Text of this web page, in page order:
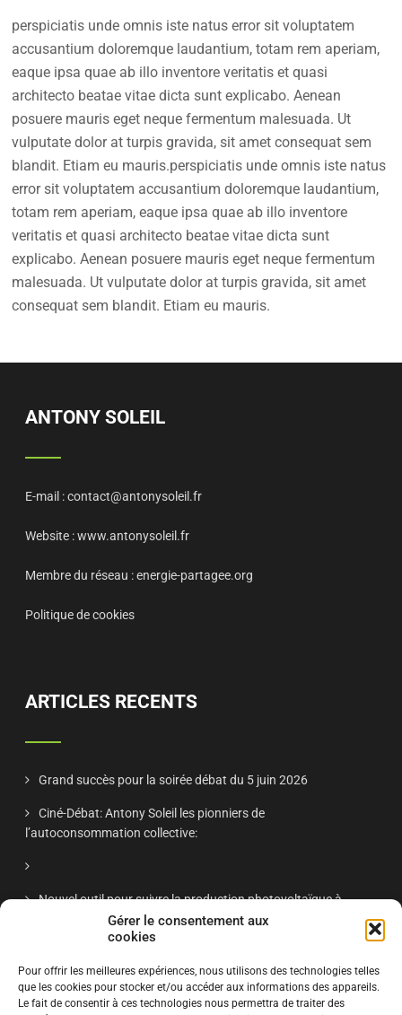
Gérer le consentement aux
cookies
Pour offrir les meilleures expériences, nous utilisons des technologies telles
que les cookies pour stocker et/ou accéder aux informations des appareils.
Le fait de consentir à ces technologies nous permettra de traiter des
perspiciatis unde omnis iste natus error sit voluptatem
accusantium doloremque laudantium, totam rem aperiam,
eaque ipsa quae ab illo inventore veritatis et quasi
architecto beatae vitae dicta sunt explicabo. Aenean
posuere mauris eget neque fermentum malesuada. Ut
vulputate dolor at turpis gravida, sit amet consequat sem
blandit. Etiam eu mauris.perspiciatis unde omnis iste natus
error sit voluptatem accusantium doloremque laudantium,
totam rem aperiam, eaque ipsa quae ab illo inventore
veritatis et quasi architecto beatae vitae dicta sunt
explicabo. Aenean posuere mauris eget neque fermentum
malesuada. Ut vulputate dolor at turpis gravida, sit amet
consequat sem blandit. Etiam eu mauris.
ANTONY SOLEIL
E-mail :contact@antonysoleil.fr
Website :www.antonysoleil.fr
Membre du réseau :energie-partagee.org
Politique de cookies
ARTICLES RECENTS
Grand succès pour la soirée débat du 5 juin 2026
Ciné-Débat: Antony Soleil les pionniers de
l’autoconsommation collective:
Nouvel outil pour suivre la production photovoltaïque à
à Antony : retour d’expériences et projets citoyens »